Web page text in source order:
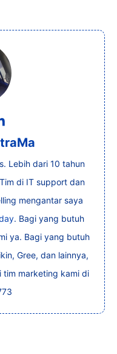
Lebih dari 10 tahun
di IT support dan
mengantar saya
. Bagi yang butuh
ya. Bagi yang butuh
Gree, dan lainnya,
tim marketing kami di